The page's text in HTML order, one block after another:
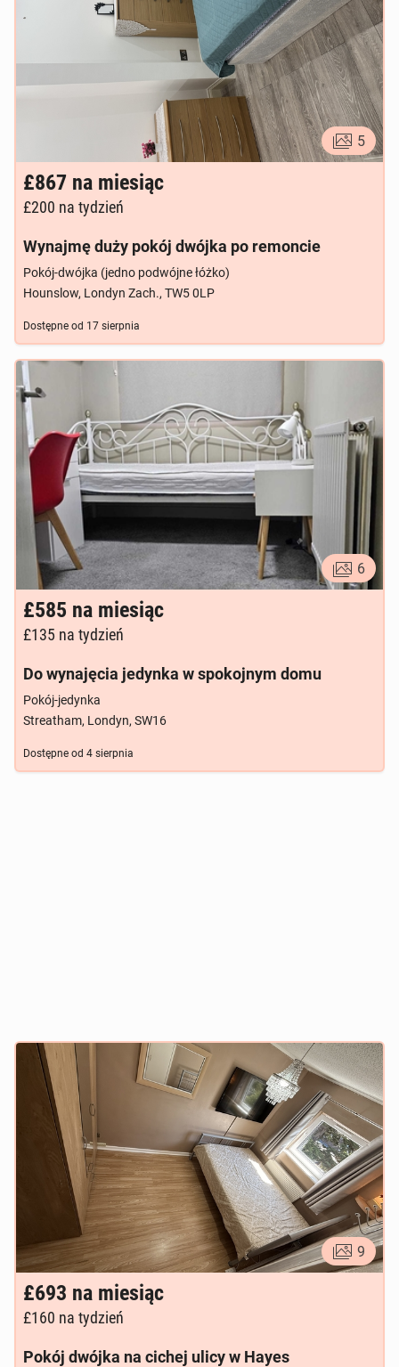
5
£867 na miesiąc
£200 na tydzień
Wynajmę duży pokój dwójka po remoncie
Pokój-dwójka (jedno podwójne łóżko)
Hounslow, Londyn Zach., TW5 0LP
Dostępne od 17 sierpnia
6
£585 na miesiąc
£135 na tydzień
Do wynajęcia jedynka w spokojnym domu
Pokój-jedynka
Streatham, Londyn, SW16
Dostępne od 4 sierpnia
9
£693 na miesiąc
£160 na tydzień
Pokój dwójka na cichej ulicy w Hayes